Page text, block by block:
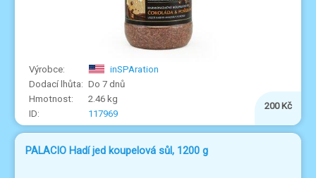
inSPAration
Do 7 dnů
2.46 kg
117969
200 Kč
PALACIO Hadí jed koupelová sůl, 1200 g